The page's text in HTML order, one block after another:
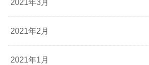
2021年3月
2021年2月
2021年1月